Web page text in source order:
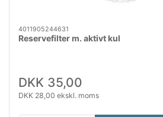
4011905244631
Reservefilter m. aktivt kul
DKK 35,00
DKK 28,00 ekskl. moms